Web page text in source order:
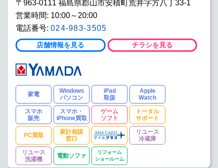
〒963-0111 福島県郡山市安積町荒井字方八丁33-1
営業時間: 10:00～20:00
電話番号: 024-983-3505
店舗情報を見る チラシを見る
家電
Windows
パソコン
iPad
取扱
Apple
Watch
スマホ
販売
スマホ・
iPhone買取
ゲーム
ソフト
トータル
サポート
PC買取
家計相談
窓口
リユース
冷蔵庫
リユース
洗濯機
電動ソファ
リフォーム
ショールーム